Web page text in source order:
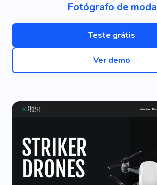
Fotógrafo de moda
Teste grátis
Ver demo